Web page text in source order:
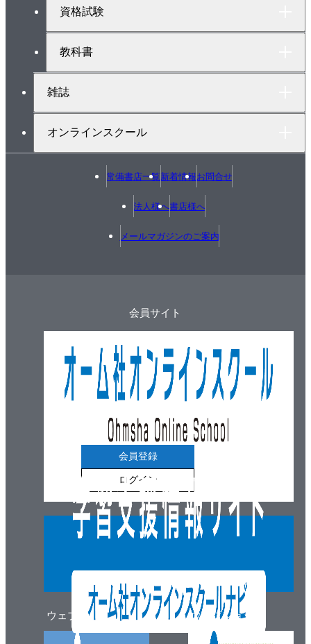
資格試験
教科書
雑誌
オンラインスクール
常備書店一覧新着情報お問合せ
法人様へ書店様へ
メールマガジンのご案内
ウェブマガジン
会員サイト
会員登録
ログイン
ウェブショップ